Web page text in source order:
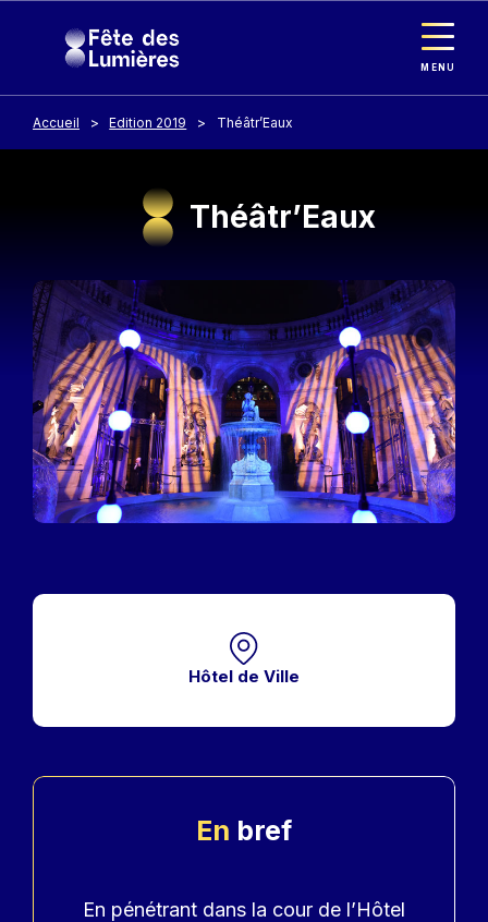
MENU
Accueil Edition 2019 Théâtr’Eaux
Théâtr’Eaux
Image
Hôtel de Ville
En bref
En pénétrant dans la cour de l’Hôtel